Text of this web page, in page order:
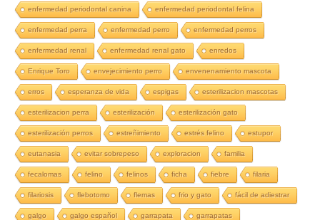
enfermedad periodontal canina enfermedad periodontal felina
enfermedad perra enfermedad perro enfermedad perros
enfermedad renal enfermedad renal gato enredos
Enrique Toro envejecimiento perro envenenamiento mascota
erros esperanza de vida espigas esterilizacion mascotas
esterilizacion perra esterilización esterilización gato
esterilización perros estreñimiento estrés felino estupor
eutanasia evitar sobrepeso exploracion familia
fecalomas felino felinos ficha fiebre filaria
filariosis flebotomo flemas frio y gato fácil de adiestrar
galgo galgo español garrapata garrapatas